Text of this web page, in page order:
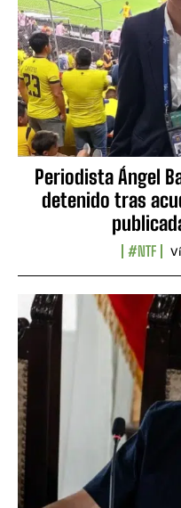
Periodista Ángel
detenido tras
#NTF